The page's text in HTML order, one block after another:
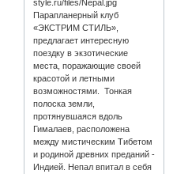
Парапланерный клуб
«ЭКСТРИМ СТИЛЬ»,
предлагает интересную
поездку в экзотические
места, поражающие своей
красотой и летными
возможностями. Тонкая
полоска земли,
протянувшаяся вдоль
Гималаев, расположена
между мистическим Тибетом
и родиной древних преданий -
Индией. Непал впитал в себя